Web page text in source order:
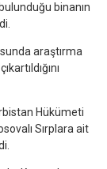
binanın
araştırma
Hükümeti
Sırplara ait